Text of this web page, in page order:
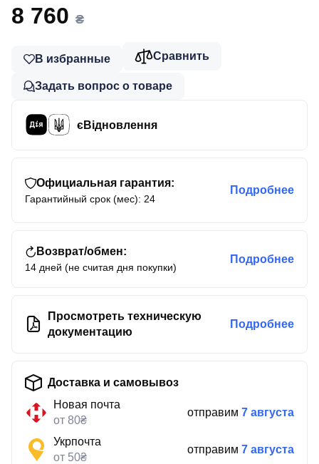
8 760 ₴
В избранные Сравнить
Задать вопрос о товаре
єВідновлення
Официальная гарантия:
Гарантийный срок (мес): 24
Подробнее
Возврат/обмен:
14 дней (не считая дня покупки)
Подробнее
Просмотреть техническую
документацию
Подробнее
Доставка и самовывоз
Новая почта
от 80₴
отправим 7 августа
Укрпочта
от 50₴
отправим 7 августа